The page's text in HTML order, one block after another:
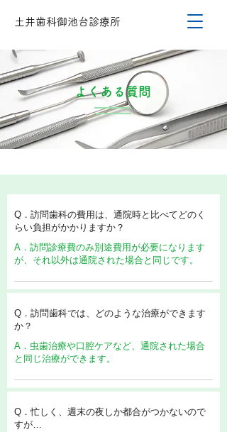
土井歯科御池台診療所
よくある質問
Q．訪問歯科の費用は、通院時と比べてどのく
らい負担がかかりますか？
A．訪問診療費のみ別途費用が必要になります
が、それ以外は通院された場合と同じです。
Q．訪問歯科では、どのような治療ができます
か？
A．虫歯治療や口腔ケアなど、通院された場合
と同じ治療ができます。
Q．忙しく、週末の夜しか都合がつかないので
すが…